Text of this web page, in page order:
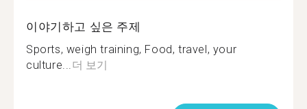
이야기하고 싶은 주제
Sports, weigh training, Food, travel, your
culture...더 보기